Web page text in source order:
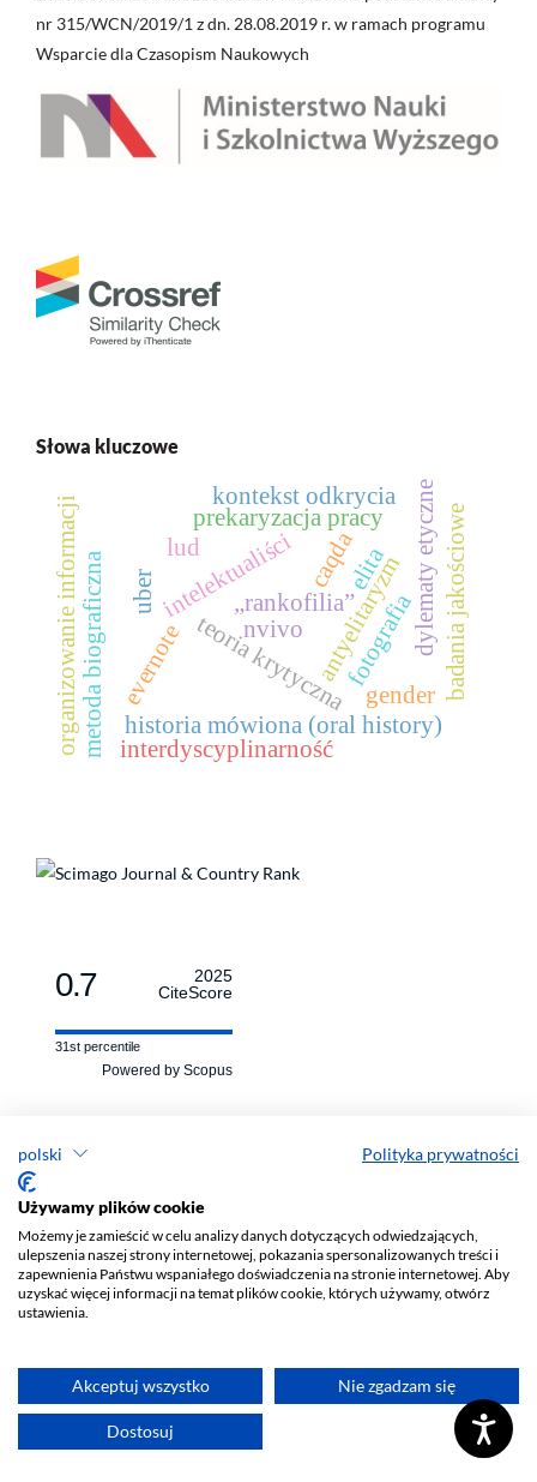
polski Polityka prywatności
Używamy plików cookie
Możemy je zamieścić w celu analizy danych dotyczących odwiedzających,
ulepszenia naszej strony internetowej, pokazania spersonalizowanych treści i
zapewnienia Państwu wspaniałego doświadczenia na stronie internetowej. Aby
uzyskać więcej informacji na temat plików cookie, których używamy, otwórz
ustawienia.
Akceptuj wszystko Nie zgadzam się
Dostosuj
nr 315/WCN/2019/1 z dn. 28.08.2019 r. w ramach programu
Wsparcie dla Czasopism Naukowych
Słowa kluczowe
antyelitaryzm
elita
intelektualiści
lud
teoria krytyczna
historia mówiona (oral history)
metoda biograficzna interdyscyplinarność
dylematy etyczne
uber
prekaryzacja pracy badania jakościowe
fotografia
kontekst odkrycia
gender
„rankofilia”
evernote
caqda
organizowanie informacji nvivo
0.7
2025
CiteScore
31st percentile
Powered by Scopus
Latest publications
Przegląd Socjologii Jakościowej
e-ISSN 1733-8069